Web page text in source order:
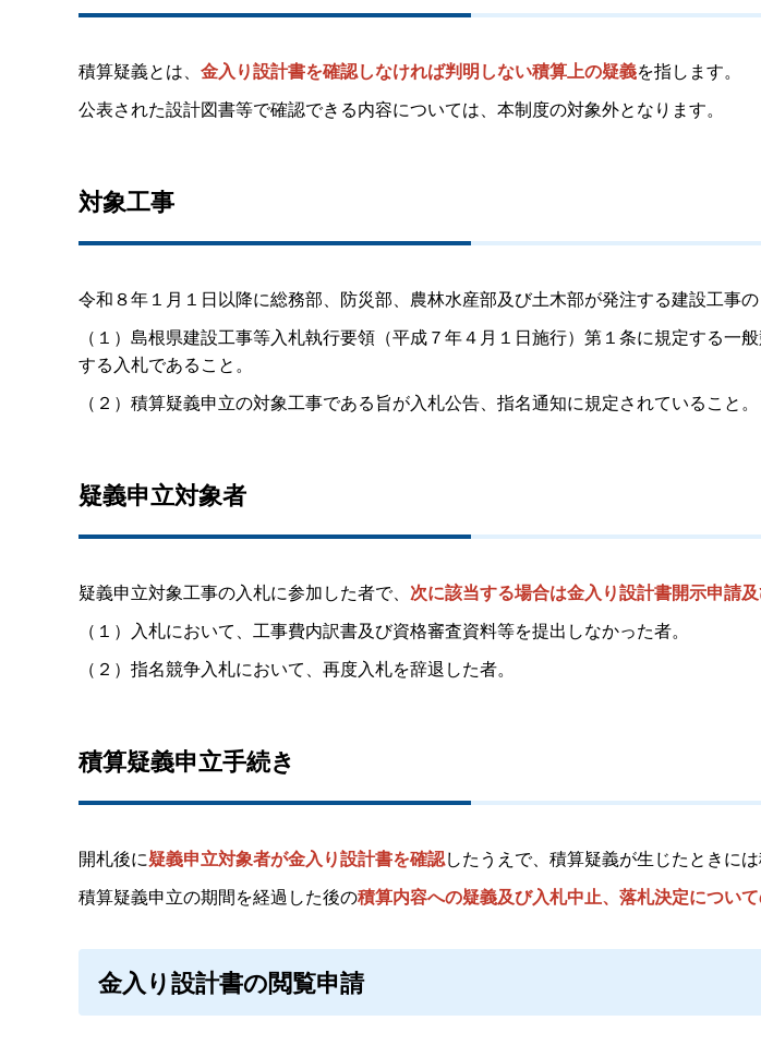
積算疑義とは、 金入り設計書を確認しなければ判明しない積算上の疑義を指します。
公表された設計図書等で確認できる内容については、本制度の対象外となります。
対象工事
令和８年１月１日以降に総務部、防災部、農林水産部及び土木部が発注する建設工事
（１）島根県建設工事等入札執行要領（平成７年４月１日施行）第１条に規定する
する入札であること。
（２）積算疑義申立の対象工事である旨が入札公告、指名通知に規定されていること。
疑義申立対象者
疑義申立対象工事の入札に参加した者で、 次に該当する場合は金入り設計書開示申請
（１）入札において、工事費内訳書及び資格審査資料等を提出しなかった者。
（２）指名競争入札において、再度入札を辞退した者。
積算疑義申立手続き
開札後に疑義申立対象者が金入り設計書を確認したうえで、積算疑義が生じたときに
積算疑義申立の期間を経過した後の積算内容への疑義及び入札中止、落札決定につい
金入り設計書の閲覧申請